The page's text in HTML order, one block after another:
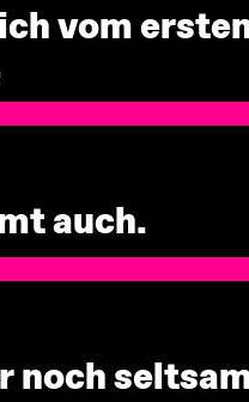
vom
auch.